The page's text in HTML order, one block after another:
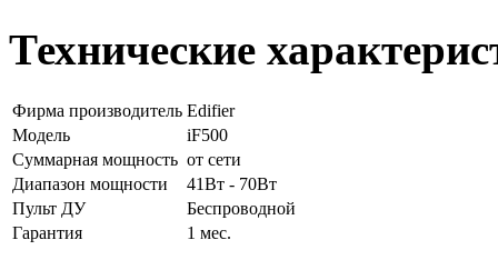
Технические
Фирма производитель Edifier
Модель
iF500
Суммарная мощность от сети
Диапазон мощности
41Вт - 70Вт
Пульт ДУ
Беспроводной
Гарантия
1 мес.